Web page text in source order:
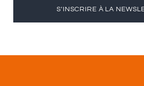
S'INSCRIRE À LA